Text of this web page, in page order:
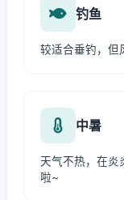
钓鱼
较适合垂钓，但
中暑
天气不热，在炎
啦~